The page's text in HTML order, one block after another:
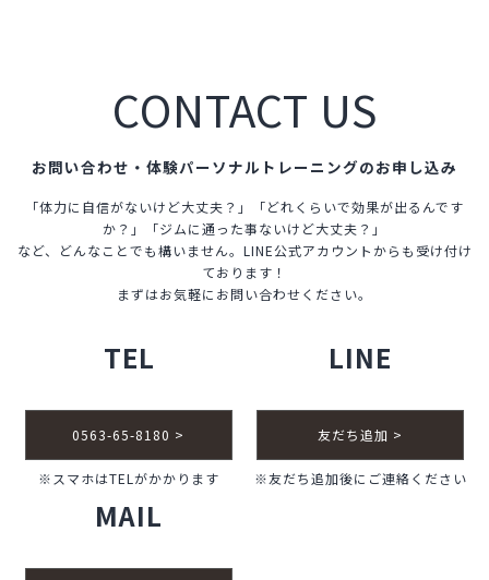
CONTACT US
お問い合わせ・体験パーソナルトレーニングのお申し込み
「体力に自信がないけど大丈夫？」「どれくらいで効果が出るんです
か？」「ジムに通った事ないけど大丈夫？」
など、どんなことでも構いません。LINE公式アカウントからも受け付け
ております！
まずはお気軽にお問い合わせください。
TEL
0563-65-8180 >
※スマホはTELがかかります
LINE
友だち追加 >
※友だち追加後にご連絡ください
MAIL